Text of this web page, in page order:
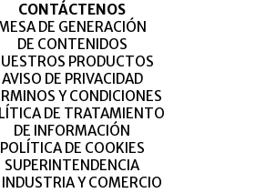
CONTÁCTENOS
DE GENERACIÓN
DE CONTENIDOS
PRODUCTOS
AVISO DE PRIVACIDAD
Y CONDICIONES
DE TRATAMIENTO
DE INFORMACIÓN
POLÍTICA DE COOKIES
SUPERINTENDENCIA
INDUSTRIA Y COMERCIO